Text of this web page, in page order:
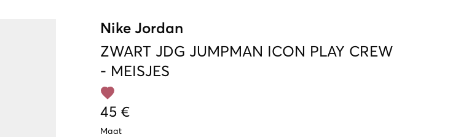
Nike Jordan
ZWART JDG JUMPMAN ICON PLAY CREW
- MEISJES
45 €
Maat